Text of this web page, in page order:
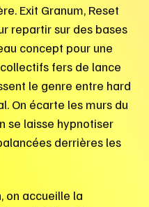
Exit Granum, Reset
repartir sur des bases
concept pour une
collectifs fers de lance
le genre entre hard
On écarte les murs du
se laisse hypnotiser
derrières les
on accueille la